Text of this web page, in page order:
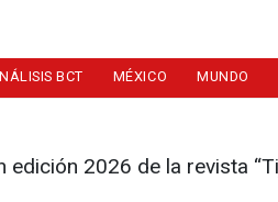
BCT MÉXICO MUNDO